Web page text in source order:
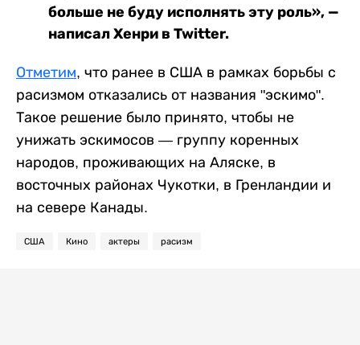
больше не буду исполнять эту роль», —
написал Хенри в Twitter.
Отметим, что ранее в США в рамках борьбы с
расизмом отказались от названия "эскимо".
Такое решение было принято, чтобы не
унижать эскимосов — группу коренных
народов, проживающих на Аляске, в
восточных районах Чукотки, в Гренландии и
на севере Канады.
США Кино актеры расизм